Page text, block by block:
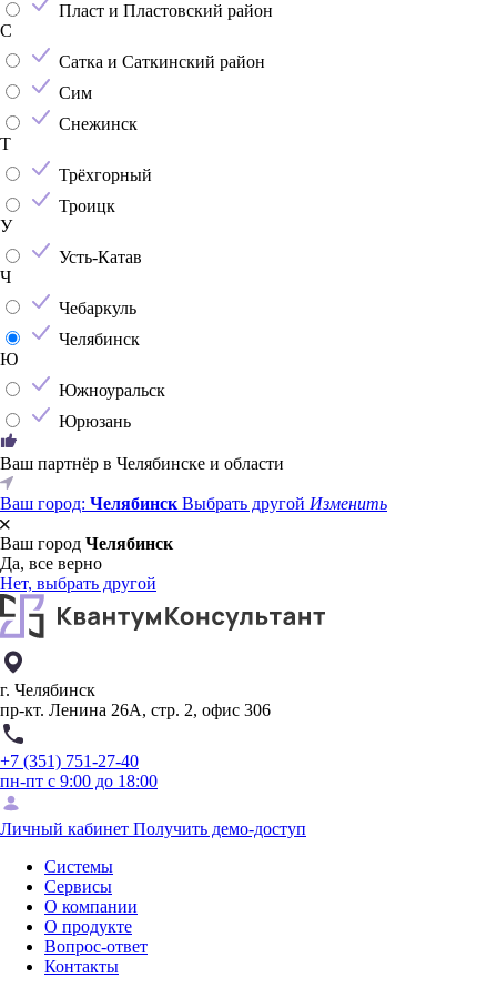
Пласт и Пластовский район
С
Сатка и Саткинский район
Сим
Снежинск
Т
Трёхгорный
Троицк
У
Усть-Катав
Ч
Чебаркуль
Челябинск
Ю
Южноуральск
Юрюзань
Ваш партнёр в Челябинске и области
Ваш город: Челябинск Выбрать другой Изменить
Ваш город Челябинск
Да, все верно
Нет, выбрать другой
г. Челябинск
пр-кт. Ленина 26А, стр. 2, офис 306
+7 (351) 751-27-40
пн-пт с 9:00 до 18:00
Личный кабинет Получить демо-доступ
Системы
Сервисы
О компании
О продукте
Вопрос-ответ
Контакты